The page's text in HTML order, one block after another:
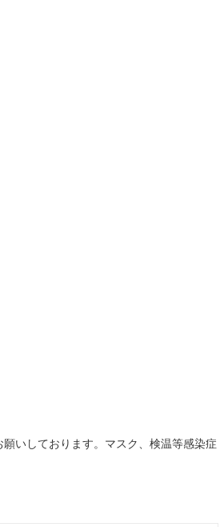
いしております。マスク、検温等感染症